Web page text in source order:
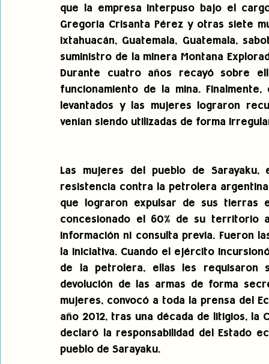
que la empresa interpuso bajo el
Gregoria Crisanta Pérez y otras siete
Ixtahuacán, Guatemala, Guatemala,
suministro de la minera Montana
Durante cuatro años recayó sobre
funcionamiento de la mina.
levantados y las mujeres lograron
venían siendo utilizadas de forma
Las mujeres del pueblo de Sarayaku,
resistencia contra la petrolera argentina
que lograron expulsar de sus tierras
concesionado el 60% de su territorio
información ni consulta previa. Fueron
la iniciativa. Cuando el ejército
de la petrolera, ellas les requisaron
devolución de las armas de forma
mujeres, convocó a toda la prensa del
año 2012, tras una década de litigios, la
declaró la responsabilidad del Estado
pueblo de Sarayaku.